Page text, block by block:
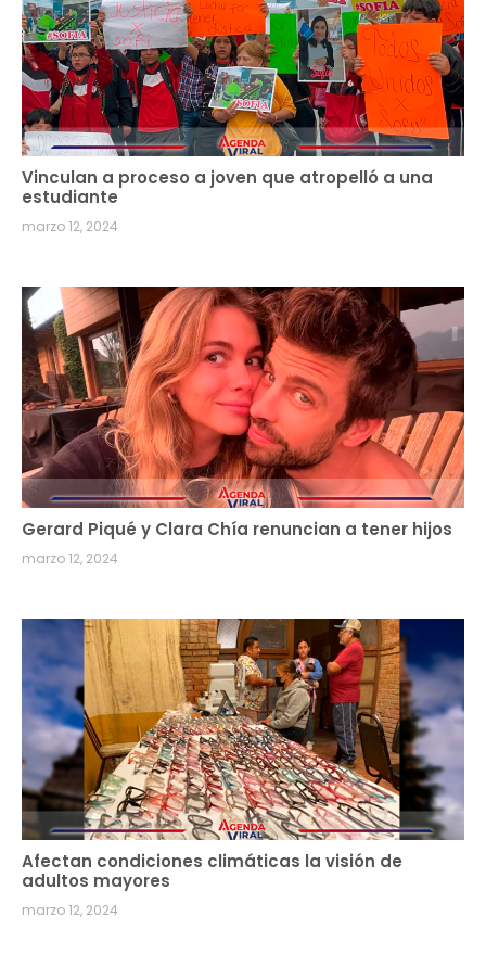
Vinculan a proceso a joven que atropelló a una
estudiante
marzo 12, 2024
Gerard Piqué y Clara Chía renuncian a tener hijos
marzo 12, 2024
Afectan condiciones climáticas la visión de
adultos mayores
marzo 12, 2024